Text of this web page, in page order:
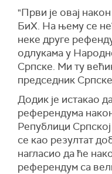
"Први је овај
БиХ. На њему се
неке друге
одлукама у
Српске. Ми ту
председник
Додик је истакао
референдума
Републици
се као резултат
нагласио да ће
референдум са